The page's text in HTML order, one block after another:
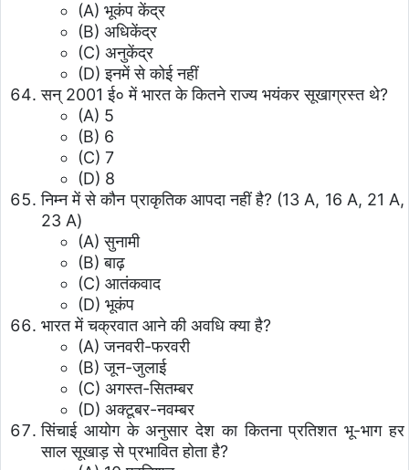
(A) भूकंप केंद्र
(B) अधिकेंद्र
(C) अनुकेंद्र
(D) इनमें से कोई नहीं
सन् 2001 ई० में भारत के कितने राज्य भयंकर सूखाग्रस्त थे?
(A) 5
(B) 6
(C) 7
(D) 8
निम्न में से कौन प्राकृतिक आपदा नहीं है? (13 A, 16 A, 21 A,
23 A)
(A) सुनामी
(B) बाढ़
(C) आतंकवाद
(D) भूकंप
भारत में चक्रवात आने की अवधि क्या है?
(A) जनवरी-फरवरी
(B) जून-जुलाई
(C) अगस्त-सितम्बर
(D) अक्टूबर-नवम्बर
सिंचाई आयोग के अनुसार देश का कितना प्रतिशत भू-भाग हर
साल सूखाड़ से प्रभावित होता है?